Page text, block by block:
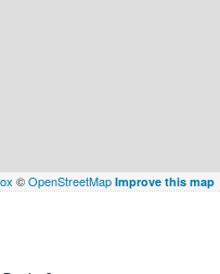
©OpenStreetMap Improve this map